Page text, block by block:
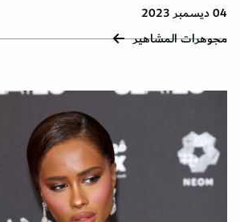
04 ديسمبر 2023
مجوهرات المشاهير